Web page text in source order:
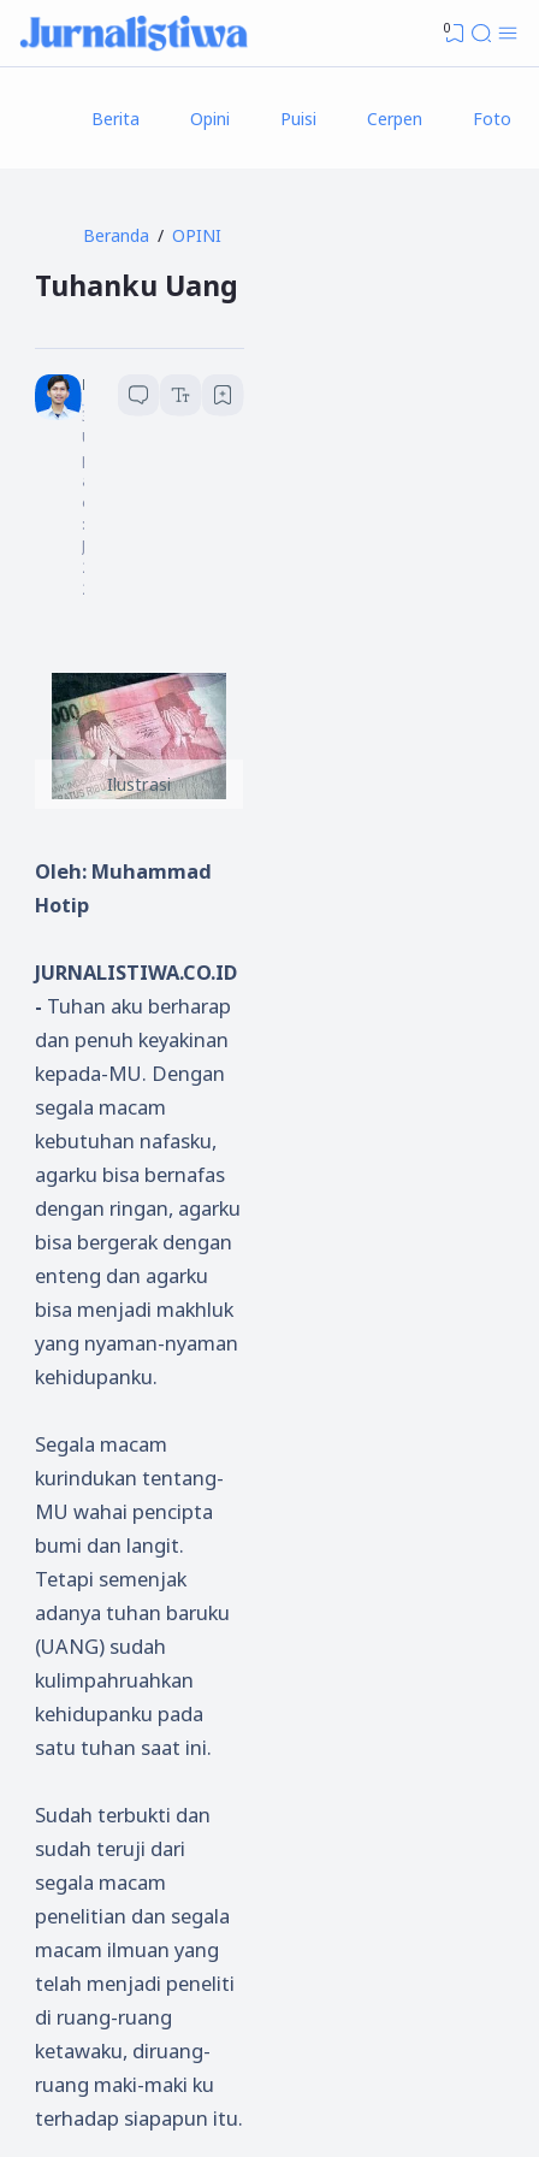
0
Berita Opini Puisi Cerpen Foto
Beranda OPINI
Tuhanku Uang
3
U
pd
at
ed
:
Juli
20
24
Ilustrasi
Oleh: Muhammad
Hotip
JURNALISTIWA.CO.ID
- Tuhan aku berharap
dan penuh keyakinan
kepada-MU. Dengan
segala macam
kebutuhan nafasku,
agarku bisa bernafas
dengan ringan, agarku
bisa bergerak dengan
enteng dan agarku
bisa menjadi makhluk
yang nyaman-nyaman
kehidupanku.
Segala macam
kurindukan tentang-
MU wahai pencipta
bumi dan langit.
Tetapi semenjak
adanya tuhan baruku
(UANG) sudah
kulimpahruahkan
kehidupanku pada
satu tuhan saat ini.
Sudah terbukti dan
sudah teruji dari
segala macam
penelitian dan segala
macam ilmuan yang
telah menjadi peneliti
di ruang-ruang
ketawaku, diruang-
ruang maki-maki ku
terhadap siapapun itu.